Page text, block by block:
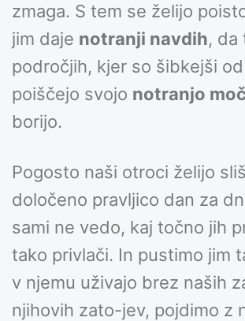
zmaga. S tem se želijo
jim daje notranji navdih, da
področjih, kjer so šibkejši
poiščejo svojo notranjo moč
borijo.
Pogosto naši otroci želijo
določeno pravljico dan za
sami ne vedo, kaj točno jih
tako privlači. In pustimo jim
v njemu uživajo brez naših
njihovih zato-jev, pojdimo z